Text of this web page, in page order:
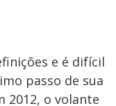
e é difícil
passo de sua
2012, o volante